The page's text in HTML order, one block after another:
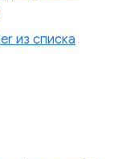
из списка